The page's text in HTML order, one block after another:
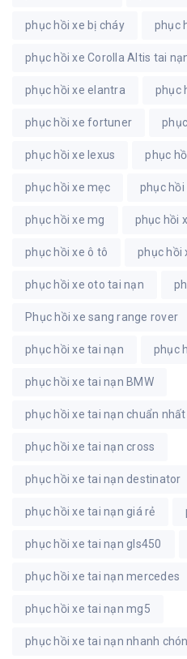
phục hồi xe bị cháy phục
phục hồi xe Corolla Altis tai
phục hồi xe elantra phục
phục hồi xe fortuner
phục hồi xe lexus phục
phục hồi xe mẹc phục hồi
phục hồi xe mg phục hồi
phục hồi xe ô tô phục hồi
phục hồi xe oto tai nạn
Phục hồi xe sang range rover
phục hồi xe tai nạn phục
phục hồi xe tai nạn BMW
phục hồi xe tai nạn chuẩn nhất
phục hồi xe tai nạn cross
phục hồi xe tai nạn destinator
phục hồi xe tai nạn giá rẻ
phục hồi xe tai nạn gls450
phục hồi xe tai nạn mercedes
phục hồi xe tai nạn mg5
phục hồi xe tai nạn nhanh